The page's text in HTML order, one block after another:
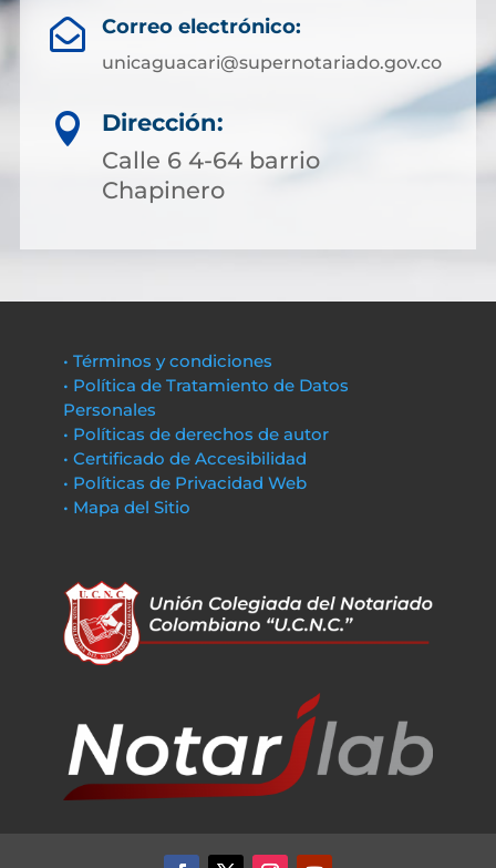
 Correo electrónico:
unicaguacari@supernotariado.gov.co

Dirección:
Calle 6 4-64 barrio
Chapinero
• Términos y condiciones
• Política de Tratamiento de Datos
Personales
• Políticas de derechos de autor
• Certificado de Accesibilidad
• Políticas de Privacidad Web
• Mapa del Sitio